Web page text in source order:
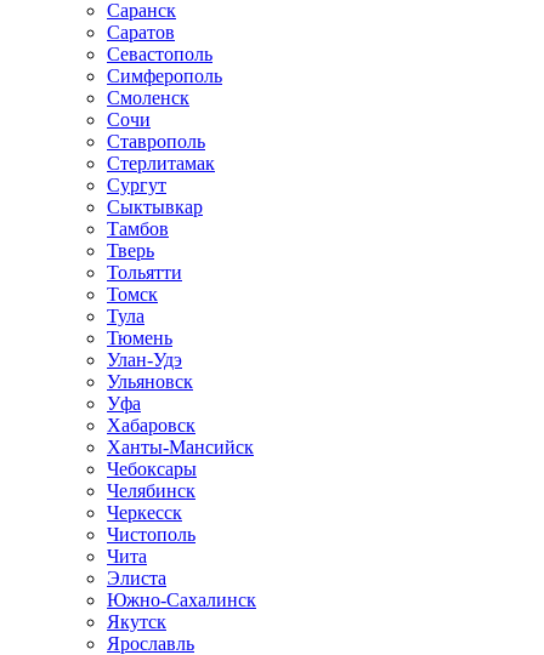
Саранск
Саратов
Севастополь
Симферополь
Смоленск
Сочи
Ставрополь
Стерлитамак
Сургут
Сыктывкар
Тамбов
Тверь
Тольятти
Томск
Тула
Тюмень
Улан-Удэ
Ульяновск
Уфа
Хабаровск
Ханты-Мансийск
Чебоксары
Челябинск
Черкесск
Чистополь
Чита
Элиста
Южно-Сахалинск
Якутск
Ярославль